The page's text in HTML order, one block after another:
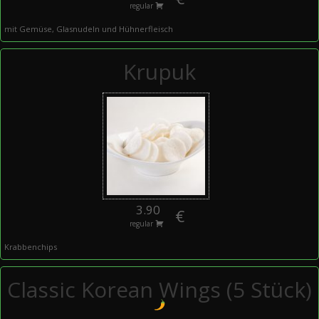
regular
mit Gemüse, Glasnudeln und Hühnerfleisch
Krupuk
3.90
regular €
Krabbenchips
Classic Korean Wings (5 Stück)